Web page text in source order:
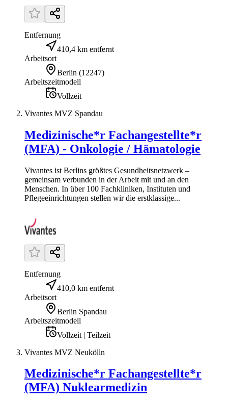
Entfernung
410,4 km entfernt
Arbeitsort
Berlin (12247)
Arbeitszeitmodell
Vollzeit
Vivantes MVZ Spandau
Medizinische*r Fachangestellte*r
(MFA) - Onkologie / Hämatologie
Vivantes ist Berlins größtes Gesundheitsnetzwerk –
gemeinsam verbunden in der Arbeit mit und an den
Menschen. In über 100 Fachkliniken, Instituten und
Pflegeeinrichtungen stellen wir die erstklassige...
Entfernung
410,0 km entfernt
Arbeitsort
Berlin Spandau
Arbeitszeitmodell
Vollzeit | Teilzeit
Vivantes MVZ Neukölln
Medizinische*r Fachangestellte*r
(MFA) Nuklearmedizin